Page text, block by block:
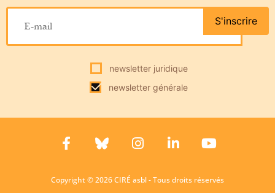
newsletter juridique
newsletter générale
S'inscrire
Copyright © 2026 CIRÉ asbl - Tous droits réservés